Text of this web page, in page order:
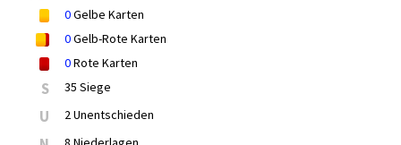
0Gelbe Karten
0Gelb-Rote Karten
0Rote Karten
S 35 Siege
U 2 Unentschieden